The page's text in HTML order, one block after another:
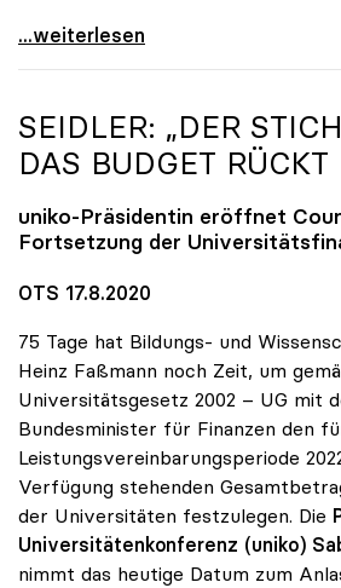
Dringender Appell von sechs
...weiterlesen
SEIDLER: „DER
DAS BUDGET RÜCKT
uniko-Präsidentin eröffnet
Fortsetzung der
OTS 17.8.2020
75 Tage hat Bildungs- und
Heinz Faßmann noch Zeit, um
Universitätsgesetz 2002 – UG mit
Bundesminister für Finanzen den
Leistungsvereinbarungsperiode
Verfügung stehenden
der Universitäten festzulegen. Die
Universitätenkonferenz (uniko)
nimmt das heutige Datum zum